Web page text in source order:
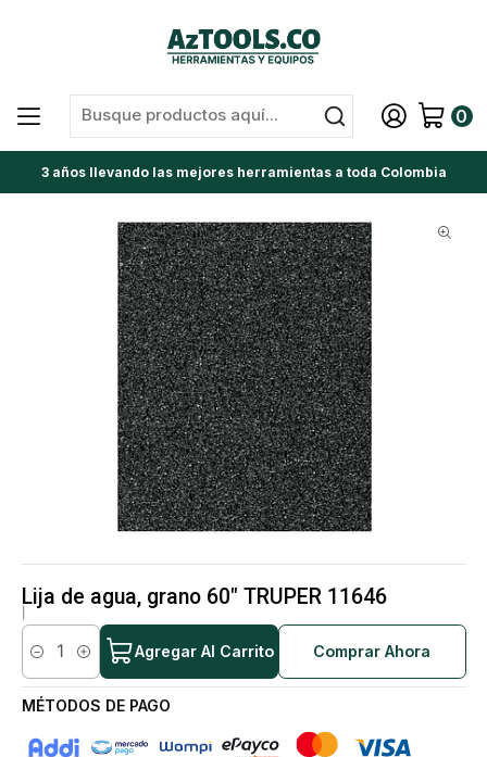
0
3 años llevando las mejores herramientas a toda Colombia
Lija de agua, grano 60" TRUPER 11646
Cantidad
Agregar Al Carrito Comprar Ahora
MÉTODOS DE PAGO